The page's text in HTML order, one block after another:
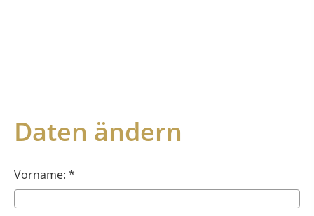
Daten ändern
Vorname: *